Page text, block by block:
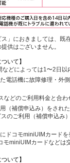
ス」におきましては、
供はございません。
いて】
などによっては1〜2日
電話機に故障修理・外
などのご利用料金と合
（補償申込み）をされ
のご利用（補償申込み
ドコモminiUIMカード
モminiUIMカードなどは
いて】